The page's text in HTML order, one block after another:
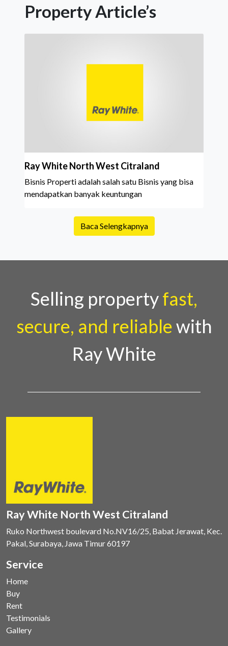
Property Article’s
Ray White North West Citraland
Bisnis Properti adalah salah satu Bisnis yang bisa
mendapatkan banyak keuntungan
Baca Selengkapnya
Selling propertyfast,
secure, and reliablewith
Ray White
Ray White North West Citraland
Ruko Northwest boulevard No.NV16/25, Babat Jerawat, Kec.
Pakal, Surabaya, Jawa Timur 60197
Service
Home
Buy
Rent
Testimonials
Gallery